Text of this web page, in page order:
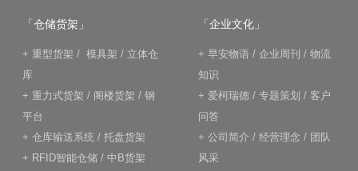
「仓储货架」
+ 重型货架 / 模具架 / 立体仓
库
+ 重力式货架 / 阁楼货架 / 钢
平台
+ 仓库输送系统 / 托盘货架
+ RFID智能仓储 / 中B货架
「企业文化」
+ 早安物语 / 企业周刊 / 物流
知识
+ 爱柯瑞德 / 专题策划 / 客户
问答
+ 公司简介 / 经营理念 / 团队
风采